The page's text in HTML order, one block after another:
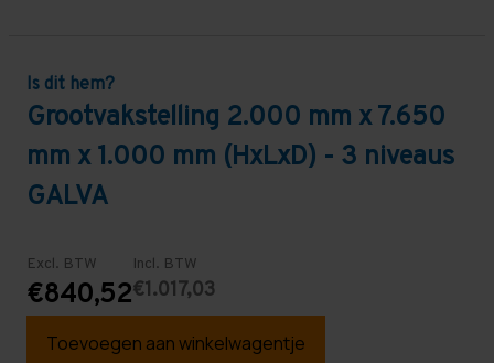
Is dit hem?
Grootvakstelling 2.000 mm x 7.650
mm x 1.000 mm (HxLxD) - 3 niveaus
GALVA
Excl. BTW
€840,52
Incl. BTW
€1.017,03
Toevoegen aan winkelwagentje